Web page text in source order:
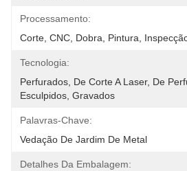
Processamento:
Corte, CNC, Dobra, Pintura,
Tecnologia:
Perfurados, De Corte A Laser, De
Esculpidos, Gravados
Palavras-Chave:
Vedação De Jardim De Metal
Detalhes Da Embalagem: